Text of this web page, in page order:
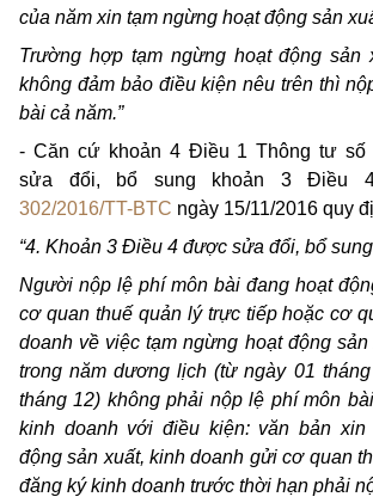
của năm xin tạm ngừng hoạt động sản
Trường hợp tạm ngừng hoạt động sản
không đảm bảo điều kiện nêu trên thì
bài cả năm.”
- Căn cứ khoản 4 Điều 1 Thông tư số
sửa đổi, bổ sung khoản 3 Điều
302/2016/TT-BTC ngày 15/11/2016 quy
“4. Khoản 3 Điều 4 được sửa đổi, bổ
Người nộp lệ phí môn bài đang hoạt
cơ quan thuế quản lý trực tiếp hoặc cơ
doanh về việc tạm ngừng hoạt động
trong năm dương lịch (từ ngày 01
tháng 12) không phải nộp lệ phí môn
kinh doanh với điều kiện: văn bản xin
động sản xuất, kinh doanh gửi cơ quan
đăng ký kinh doanh trước thời hạn phải